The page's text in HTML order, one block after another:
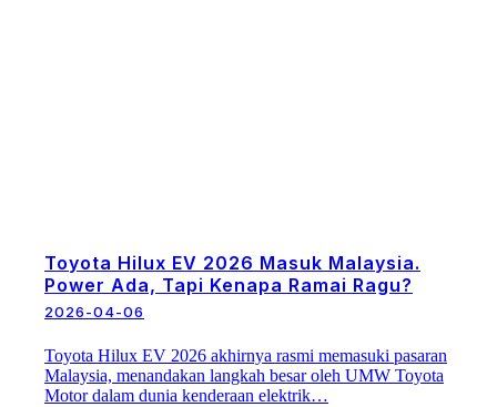
Toyota Hilux EV 2026 Masuk Malaysia.
Power Ada, Tapi Kenapa Ramai Ragu?
2026-04-06
Toyota Hilux EV 2026 akhirnya rasmi memasuki pasaran
Malaysia, menandakan langkah besar oleh UMW Toyota
Motor dalam dunia kenderaan elektrik…